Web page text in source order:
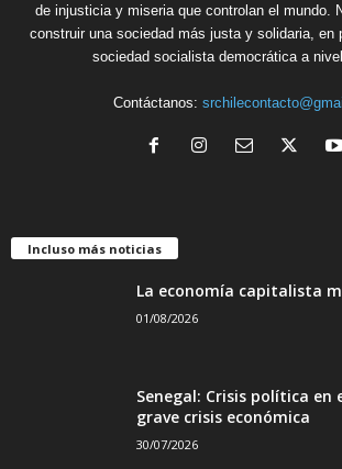
de injusticia y miseria que controlan el mundo.
construir una sociedad más justa y solidaria, en
sociedad socialista democrática a nivel
Contáctanos:
Incluso más noticias
La economía capitalista
01/08/2026
Senegal: Crisis política en
grave crisis económica
30/07/2026